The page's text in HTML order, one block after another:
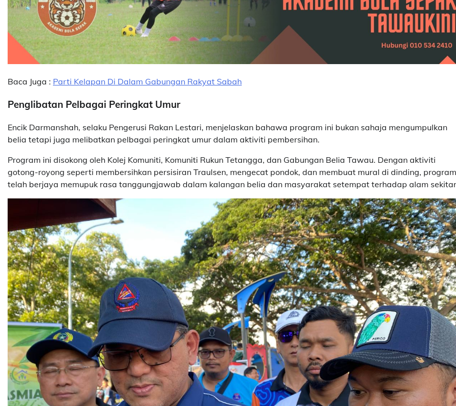
Baca Juga : Parti Kelapan Di Dalam Gabungan Rakyat Sabah
Penglibatan Pelbagai Peringkat Umur
Encik Darmanshah, selaku Pengerusi Rakan Lestari, menjelaskan bahawa program ini bukan sahaja mengumpulkan
belia tetapi juga melibatkan pelbagai peringkat umur dalam aktiviti pembersihan.
Program ini disokong oleh Kolej Komuniti, Komuniti Rukun Tetangga, dan Gabungan Belia Tawau. Dengan aktiviti
gotong-royong seperti membersihkan persisiran Traulsen, mengecat pondok, dan membuat mural di dinding,
telah berjaya memupuk rasa tanggungjawab dalam kalangan belia dan masyarakat setempat terhadap alam